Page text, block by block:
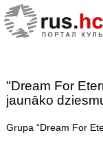
"Dream For
jaunāko
Grupa “Dream For